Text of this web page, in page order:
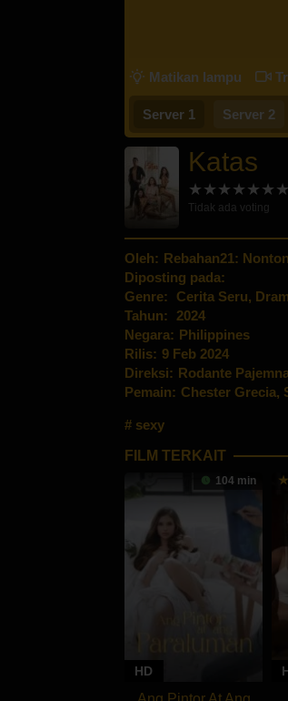
Matikan lampu
Server 1 Server 2
Katas
Tidak ada voting
Oleh: Rebahan21:
Diposting pada:
Genre:
Cerita Seru,
Tahun:
2024
Negara: Philippines
Rilis: 9 Feb 2024
Direksi: Rodante
Pemain: Chester Grecia,
sexy
FILM TERKAIT
104 min
HD